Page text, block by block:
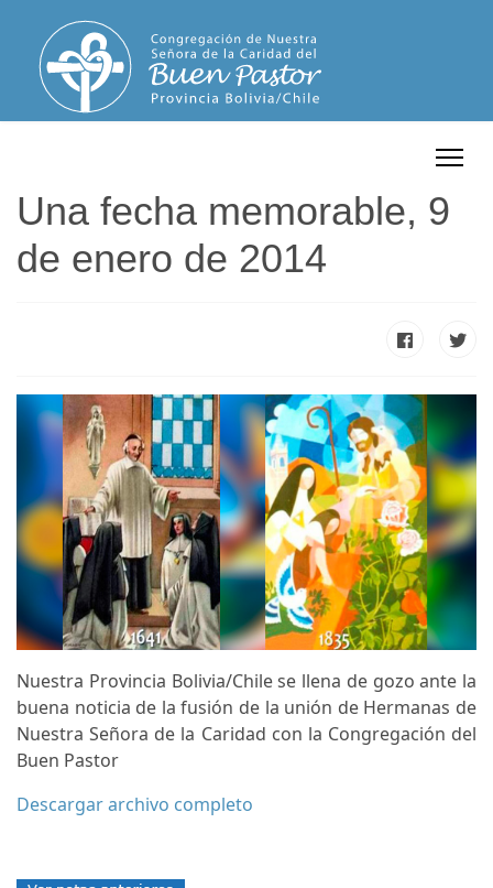
Una fecha memorable, 9
de enero de 2014
Nuestra Provincia Bolivia/Chile se llena de gozo ante la
buena noticia de la fusión de la unión de Hermanas de
Nuestra Señora de la Caridad con la Congregación del
Buen Pastor
Descargar archivo completo